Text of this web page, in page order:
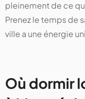
pleinement de ce
Prenez le temps de
ville a une énergie
Où dormir